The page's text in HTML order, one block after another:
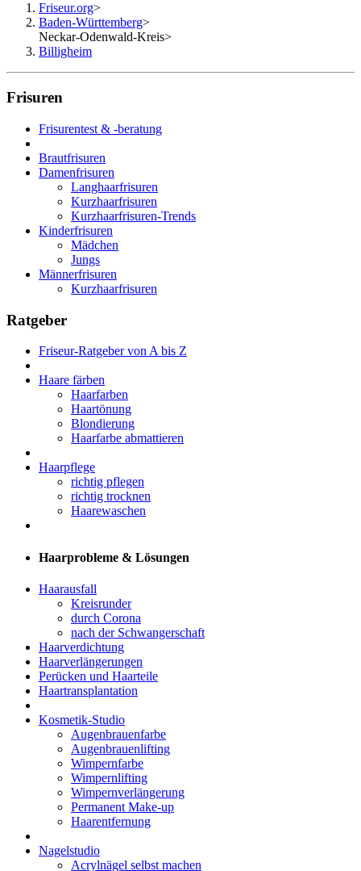
Friseur.org>
Baden-Württemberg>
Neckar-Odenwald-Kreis>
Billigheim
Frisuren
Frisurentest & -beratung
Brautfrisuren
Damenfrisuren
Langhaarfrisuren
Kurzhaarfrisuren
Kurzhaarfrisuren-Trends
Kinderfrisuren
Mädchen
Jungs
Männerfrisuren
Kurzhaarfrisuren
Ratgeber
Friseur-Ratgeber von A bis Z
Haare färben
Haarfarben
Haartönung
Blondierung
Haarfarbe abmattieren
Haarpflege
richtig pflegen
richtig trocknen
Haarewaschen
Haarprobleme & Lösungen
Haarausfall
Kreisrunder
durch Corona
nach der Schwangerschaft
Haarverdichtung
Haarverlängerungen
Perücken und Haarteile
Haartransplantation
Kosmetik-Studio
Augenbrauenfarbe
Augenbrauenlifting
Wimpernfarbe
Wimpernlifting
Wimpernverlängerung
Permanent Make-up
Haarentfernung
Nagelstudio
Acrylnägel selbst machen